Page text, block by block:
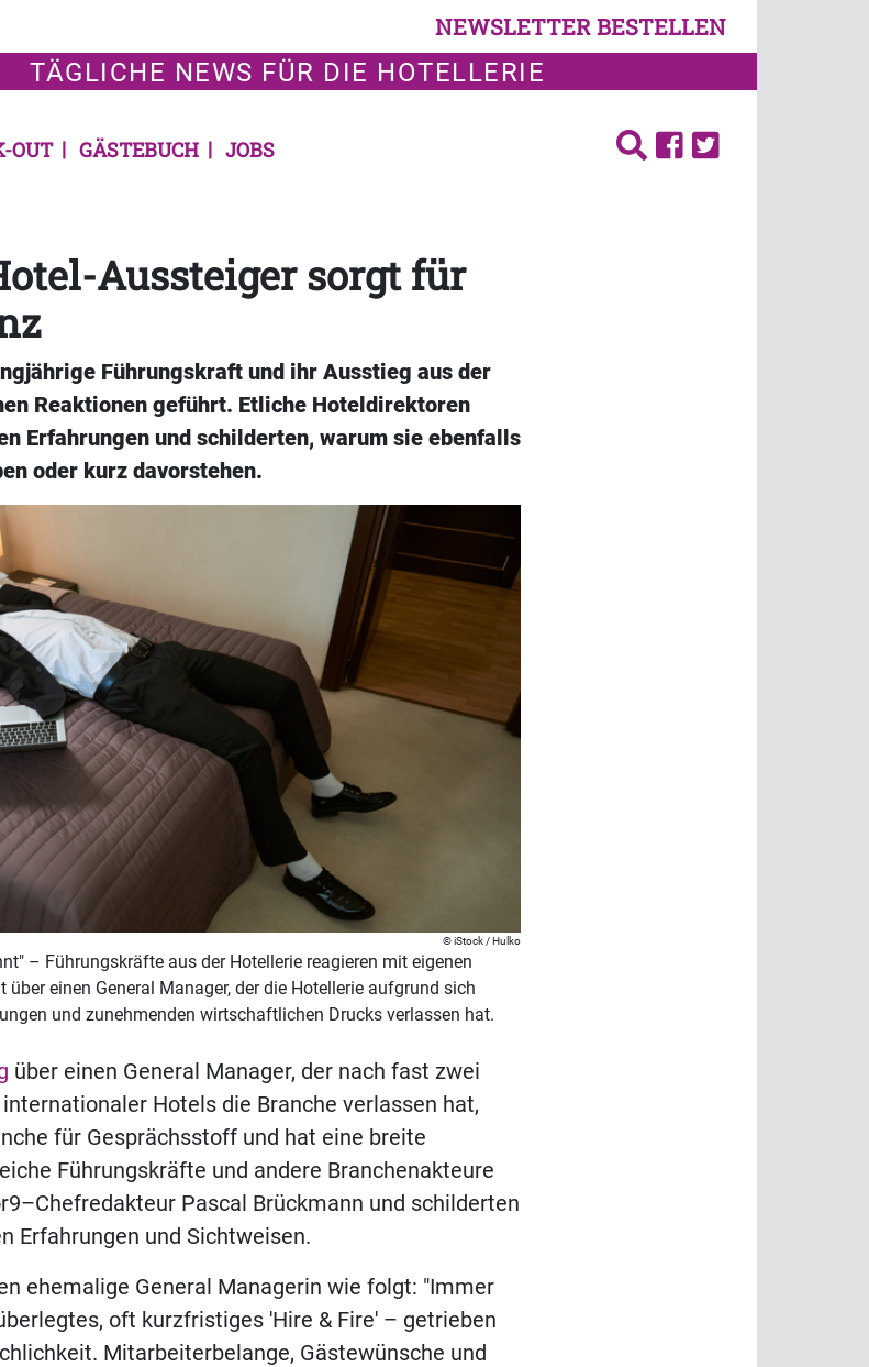
NEWSLETTER BESTELLEN
TÄGLICHE NEWS FÜR DIE HOTELLERIE
OUT GÄSTEBUCH JOBS
Aussteiger sorgt für
Führungskraft und ihr Ausstieg aus der
Reaktionen geführt. Etliche Hoteldirektoren
Erfahrungen und schilderten, warum sie ebenfalls
oder kurz davorstehen.
iStock / Hulko
– Führungskräfte aus der Hotellerie reagieren mit eigenen
einen General Manager, der die Hotellerie aufgrund sich
und zunehmenden wirtschaftlichen Drucks verlassen hat.
über einen General Manager, der nach fast zwei
Hotels die Branche verlassen hat,
für Gesprächsstoff und hat eine breite
Führungskräfte und andere Branchenakteure
Pascal Brückmann und schilderten
Erfahrungen und Sichtweisen.
ehemalige General Managerin wie folgt: "Immer
oft kurzfristiges 'Hire & Fire' – getrieben
Mitarbeiterbelange, Gästewünsche und